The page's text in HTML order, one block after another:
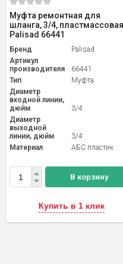
Муфта ремонтная для
шланга, 3/4, пластмассовая
Palisad 66441
Бренд
Palisad
Артикул
производителя
66441
Тип
Муфта
Диаметр
входной линии,
дюйм
3/4
Диаметр
выходной
линии, дюйм
3/4
Материал
АБС пластик
В корзину
Купить в 1 клик